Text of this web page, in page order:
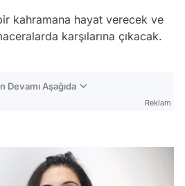
kahramana hayat verecek ve
karşılarına çıkacak.
Devamı Aşağıda
Reklam